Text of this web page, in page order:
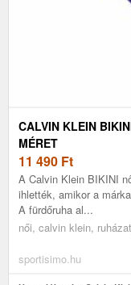
CALVIN KLEIN
MÉRET
11 490 Ft
A Calvin Klein BIKINI
ihlették, amikor a
A fürdőruha al...
női, calvin klein,
sportisimo.hu